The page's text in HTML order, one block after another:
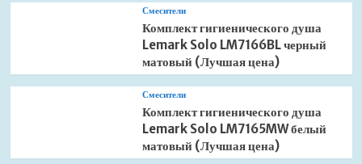
Смесители
Комплект гигиенического душа
Lemark Solo LM7166BL черный
матовый (Лучшая цена)
Смесители
Комплект гигиенического душа
Lemark Solo LM7165MW белый
матовый (Лучшая цена)